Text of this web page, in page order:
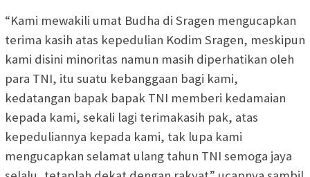
“Kami mewakili umat Budha di Sragen mengucapkan
terima kasih atas kepedulian Kodim Sragen, meskipun
kami disini minoritas namun masih diperhatikan oleh
para TNI, itu suatu kebanggaan bagi kami,
kedatangan bapak bapak TNI memberi kedamaian
kepada kami, sekali lagi terimakasih pak, atas
kepeduliannya kepada kami, tak lupa kami
mengucapkan selamat ulang tahun TNI semoga jaya